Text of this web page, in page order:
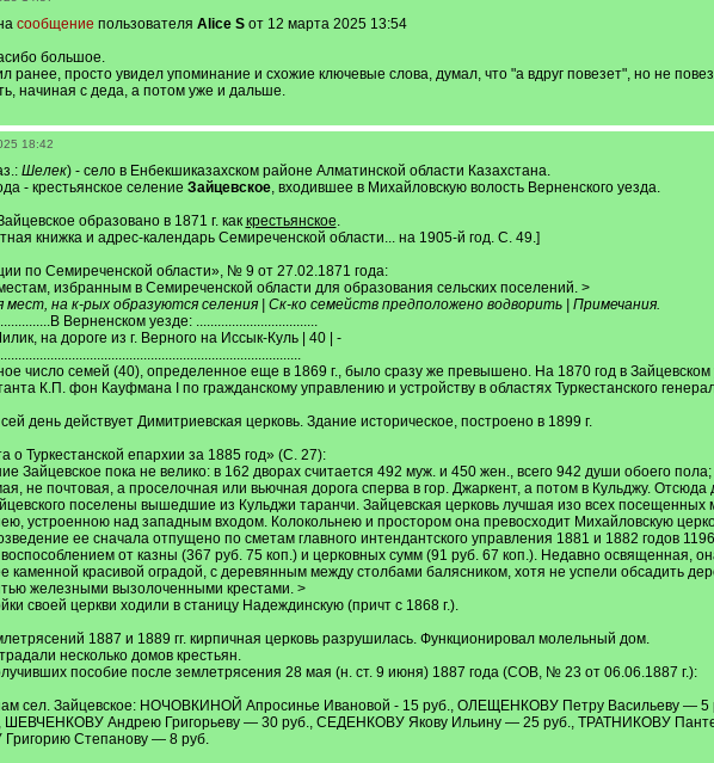
сообщение пользователя Alice Sот 12 марта 2025 13:54
большое.
ранее, просто увидел упоминание и схожие ключевые слова, думал, что "а вдруг повезет", но не
начиная с деда, а потом уже и дальше.
18:42
Шелек) - село в Енбекшиказахском районе Алматинской области Казахстана.
- крестьянское селение Зайцевское, входившее в Михайловскую волость Верненского уезда.
образовано в 1871 г. как крестьянское.
книжка и адрес-календарь Семиреченской области... на 1905-й год. С. 49.]
по Семиреченской области», № 9 от 27.02.1871 года:
избранным в Семиреченской области для образования сельских поселений. >
на к-рых образуются селения | Ск-ко семейств предположено водворить | Примечания.
Верненском уезде: ..................................
на дороге из г. Верного на Иссык-Куль | 40 | -
число семей (40), определенное еще в 1869 г., было сразу же превышено. На 1870 год в
К.П. фон Кауфмана I по гражданскому управлению и устройству в областях Туркестанского
день действует Димитриевская церковь. Здание историческое, построено в 1899 г.
о Туркестанской епархии за 1885 год» (С. 27):
Зайцевское пока не велико: в 162 дворах считается 492 муж. и 450 жен., всего 942 души обоего
не почтовая, а проселочная или вьючная дорога сперва в гор. Джаркент, а потом в Кульджу.
поселены вышедшие из Кульджи таранчи. Зайцевская церковь лучшая изо всех
устроенною над западным входом. Колокольнею и простором она превосходит Михайловскую
ее сначала отпущено по сметам главного интендантского управления 1881 и 1882 годов
воспособлением от казны (367 руб. 75 коп.) и церковных сумм (91 руб. 67 коп.). Недавно освященная,
каменной красивой оградой, с деревянным между столбами балясником, хотя не успели обсадить
железными вызолоченными крестами. >
своей церкви ходили в станицу Надеждинскую (причт с 1868 г.).
1887 и 1889 гг. кирпичная церковь разрушилась. Функционировал молельный дом.
несколько домов крестьян.
пособие после землетрясения 28 мая (н. ст. 9 июня) 1887 года (СОВ, № 23 от 06.06.1887 г.):
сел. Зайцевское: НОЧОВКИНОЙ Апросинье Ивановой - 15 руб., ОЛЕЩЕНКОВУ Петру Васильеву
ШЕВЧЕНКОВУ Андрею Григорьеву — 30 руб., СЕДЕНКОВУ Якову Ильину — 25 руб., ТРАТНИКОВУ
Степанову — 8 руб.